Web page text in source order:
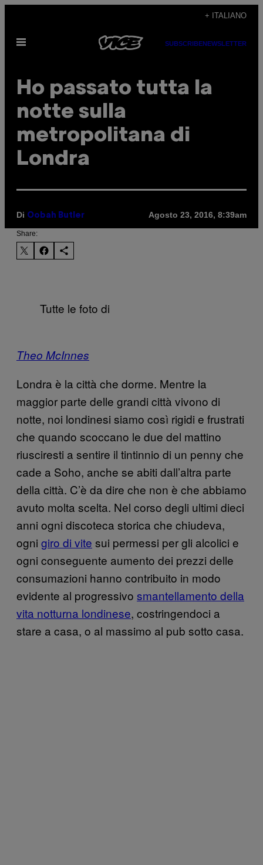
contenuto
+ ITALIANO
Apri
SUBSCRIBENEWSLETTER
Ho passato tutta la
notte sulla
metropolitana di
Londra
Di Oobah Butler Agosto 23, 2016, 8:39am
Share:
Tutte le foto di
Theo McInnes
Londra è la città che dorme. Mentre la
maggior parte delle grandi città vivono di
notte, noi londinesi siamo così rigidi e frustrati
che quando scoccano le due del mattino
riusciresti a sentire il tintinnio di un penny che
cade a Soho, anche se abiti dall’altra parte
della città. C’è da dire che non è che abbiamo
avuto molta scelta. Nel corso degli ultimi dieci
anni ogni discoteca storica che chiudeva,
ogni giro di vite sui permessi per gli alcolici e
ogni conseguente aumento dei prezzi delle
consumazioni hanno contribuito in modo
evidente al progressivo smantellamento della
vita notturna londinese, costringendoci a
stare a casa, o al massimo al pub sotto casa.